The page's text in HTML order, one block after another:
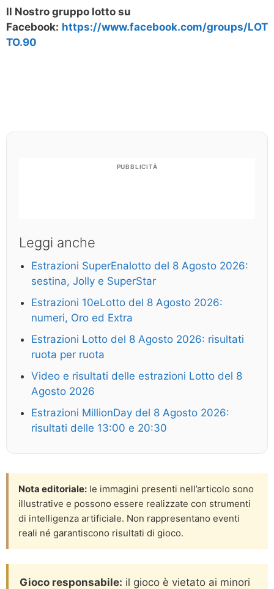
Il Nostro gruppo lotto su
Facebook: https://www.facebook.com/groups/LOT
TO.90
PUBBLICITÀ
Leggi anche
Estrazioni SuperEnalotto del 8 Agosto 2026:
sestina, Jolly e SuperStar
Estrazioni 10eLotto del 8 Agosto 2026:
numeri, Oro ed Extra
Estrazioni Lotto del 8 Agosto 2026: risultati
ruota per ruota
Video e risultati delle estrazioni Lotto del 8
Agosto 2026
Estrazioni MillionDay del 8 Agosto 2026:
risultati delle 13:00 e 20:30
Nota editoriale: le immagini presenti nell’articolo sono
illustrative e possono essere realizzate con strumenti
di intelligenza artificiale. Non rappresentano eventi
reali né garantiscono risultati di gioco.
Gioco responsabile: il gioco è vietato ai minori